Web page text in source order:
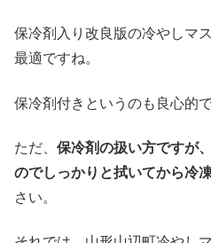
保冷剤入り改良版の冷やしマ
最適ですね。
保冷剤付きというのも良心的で
ただ、 保冷剤の扱い方ですが
のでしっかりと拭いてから冷
さい。